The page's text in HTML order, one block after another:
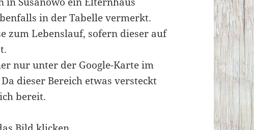
in der Tabelle vermerkt.
zum Lebenslauf, sofern dieser auf
nur unter der Google-Karte im
dieser Bereich etwas versteckt
bereit.